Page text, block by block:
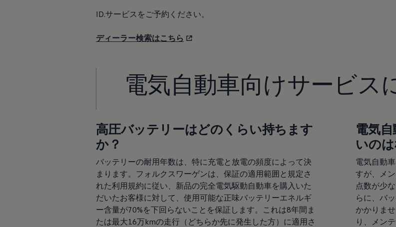
ユーザーガイド
ロイヤリティプログラム
延長保証ウォルフィサポート
カスタマーセンター
延長保証サービスガイド
キャンペーン/ファイナンスプログラム
フォルクスワーゲンについて
会社概要EN
正規ディーラー地域別採用情報
倫理・リスク管理・コンプライアンス
ID.サービスをご予約ください。
ディーラー検索はこちら
電気自動車向けサービス
高圧バッテリーはどのくらい持ちます
か？
バッテリーの耐用年数は、特に充電と放電の頻度によって決
まります。フォルクスワーゲンは、保証の適用範囲と規定さ
れた利用規約に従い、新品の完全電気駆動自動車を購入いた
だいたお客様に対して、使用可能な正味バッテリーエネルギ
ー含量が70%を下回らないことを保証します。これは8年間ま
たは最大16万kmの走行（どちらか先に発生した方）に適用さ
電気
いの
電気自動
すが、メ
点数が少
らに、バ
かかりま
り、メン